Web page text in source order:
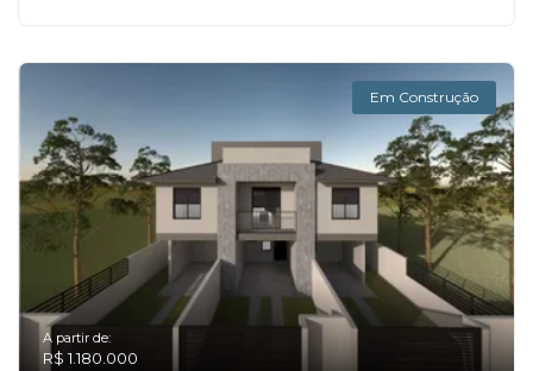
Em Construção
A partir de:
R$ 1.180.000